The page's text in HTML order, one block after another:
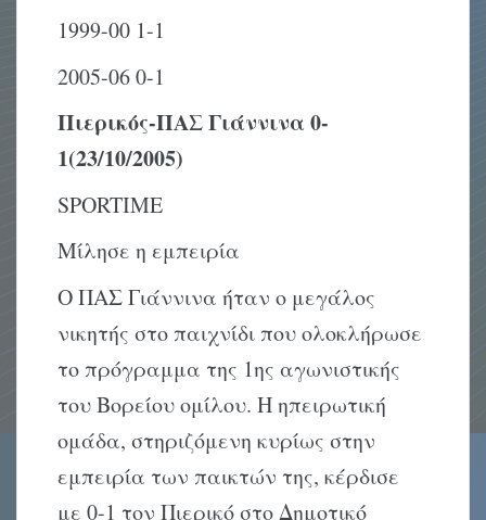
1999-00 1-1
2005-06 0-1
Πιερικός-ΠΑΣ Γιάννινα 0-
1(23/10/2005)
SPORTIME
Μίλησε η εμπειρία
Ο ΠΑΣ Γιάννινα ήταν ο μεγάλος
νικητής στο παιχνίδι που ολοκλήρωσε
το πρόγραμμα της 1ης αγωνιστικής
του Βορείου ομίλου. Η ηπειρωτική
ομάδα, στηριζόμενη κυρίως στην
εμπειρία των παικτών της, κέρδισε
με 0-1 τον Πιερικό στο Δημοτικό